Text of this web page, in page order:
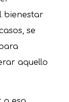
bienestar
se
aquello